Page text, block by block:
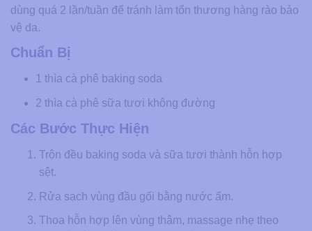
dùng quá 2 lần/tuần để tránh làm tổn thương hàng rào bảo
vệ da.
Chuẩn Bị
1 thìa cà phê baking soda
2 thìa cà phê sữa tươi không đường
Các Bước Thực Hiện
Trộn đều baking soda và sữa tươi thành hỗn hợp
sệt.
Rửa sạch vùng đầu gối bằng nước ấm.
Thoa hỗn hợp lên vùng thâm, massage nhẹ theo